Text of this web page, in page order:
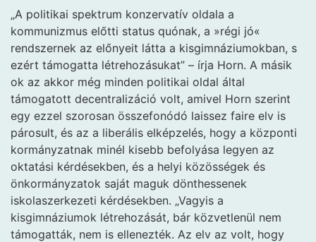
„A politikai spektrum konzervatív oldala a
kommunizmus előtti status quónak, a »régi jó«
rendszernek az előnyeit látta a kisgimnáziumokban, s
ezért támogatta létrehozásukat” – írja Horn. A másik
ok az akkor még minden politikai oldal által
támogatott decentralizáció volt, amivel Horn szerint
egy ezzel szorosan összefonódó laissez faire elv is
párosult, és az a liberális elképzelés, hogy a központi
kormányzatnak minél kisebb befolyása legyen az
oktatási kérdésekben, és a helyi közösségek és
önkormányzatok saját maguk dönthessenek
iskolaszerkezeti kérdésekben. „Vagyis a
kisgimnáziumok létrehozását, bár közvetlenül nem
támogatták, nem is ellenezték. Az elv az volt, hogy